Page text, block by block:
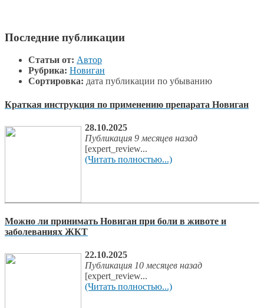
Последние публикации
Статьи от: Автор
Рубрика: Новиган
Сортировка: дата публикации по убыванию
Краткая инструкция по применению препарата Новиган
28.10.2025
Публикация 9 месяцев назад
[expert_review...
(Читать полностью...)
Можно ли принимать Новиган при боли в животе и
заболеваниях ЖКТ
22.10.2025
Публикация 10 месяцев назад
[expert_review...
(Читать полностью...)